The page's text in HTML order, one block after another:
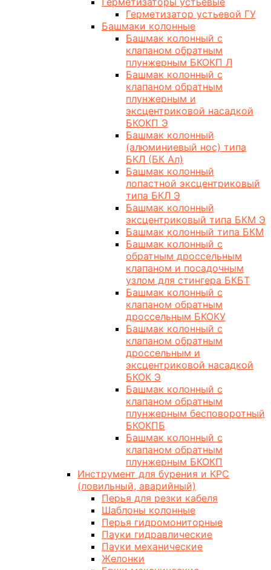
Герметизатор устьевой ГУ
Башмаки колонные
Башмак колонный с
клапаном обратным
плунжерным БКОКП Л
Башмак колонный с
клапаном обратным
плунжерным и
эксцентриковой насадкой
БКОКП Э
Башмак колонный
(алюминиевый нос) типа
БКЛ (БК Ал)
Башмак колонный
лопастной эксцентриковый
типа БКЛ Э
Башмак колонный
эксцентриковый типа БКМ Э
Башмак колонный типа БКМ
Башмак колонный с
обратным дроссельным
клапаном и посадочным
узлом для стингера БКБТ
Башмак колонный с
клапаном обратным
дроссельным БКОКУ
Башмак колонный с
клапаном обратным
дроссельным и
эксцентриковой насадкой
БКОК Э
Башмак колонный с
клапаном обратным
плунжерным бесповоротный
БКОКПБ
Башмак колонный с
клапаном обратным
плунжерным БКОКП
Инструмент для бурения и КРС
(ловильный, аварийный)
Перья для резки кабеля
Шаблоны колонные
Перья гидромониторные
Пауки гидравлические
Пауки механические
Желонки